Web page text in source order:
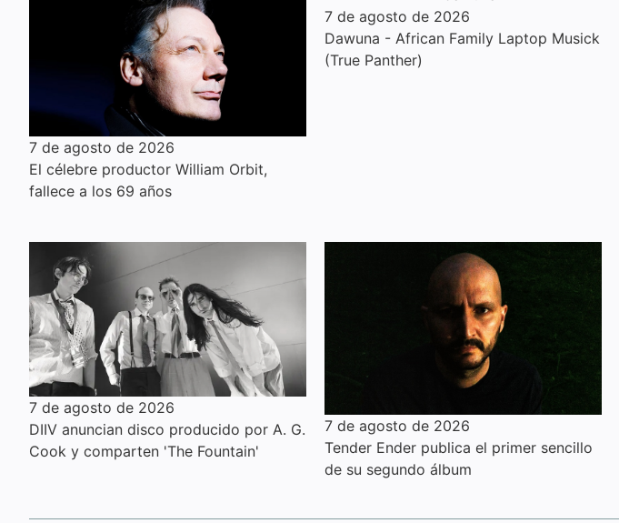
7 de agosto de 2026
El célebre productor William Orbit,
fallece a los 69 años
7 de agosto de 2026
Dawuna - African Family Laptop Musick
(True Panther)
7 de agosto de 2026
DIIV anuncian disco producido por A. G.
Cook y comparten 'The Fountain'
7 de agosto de 2026
Tender Ender publica el primer sencillo
de su segundo álbum